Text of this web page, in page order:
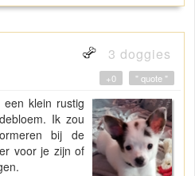
3 doggies
" quote "
+0
een klein rustig
Ik zou
bij de
voor je zijn of